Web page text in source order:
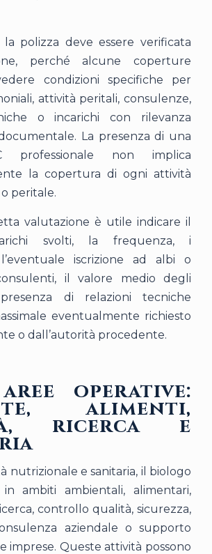
polizza deve essere verificata
perché alcune coperture
condizioni specifiche per
attività peritali, consulenze,
o incarichi con rilevanza
La presenza di una
professionale non implica
la copertura di ogni attività
peritale.
valutazione è utile indicare il
svolti, la frequenza, i
iscrizione ad albi o
il valore medio degli
di relazioni tecniche
eventualmente richiesto
o dall’autorità procedente.
operative:
alimenti,
ricerca e
nutrizionale e sanitaria, il biologo
ambiti ambientali, alimentari,
controllo qualità, sicurezza,
aziendale o supporto
imprese. Queste attività possono